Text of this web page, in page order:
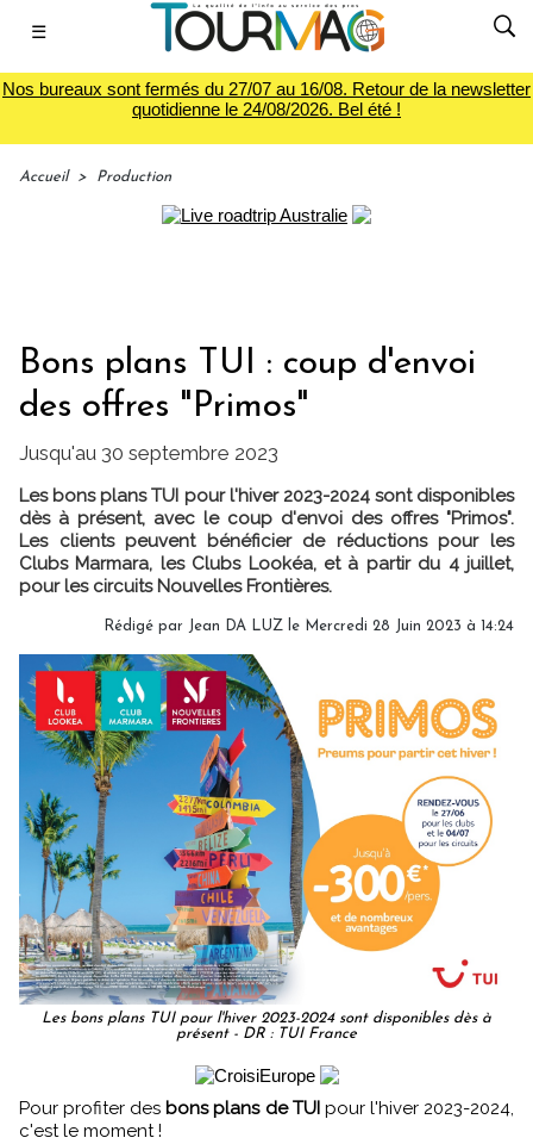
☰
Nos bureaux sont fermés du 27/07 au 16/08. Retour de la newsletter
quotidienne le 24/08/2026. Bel été !
Accueil > Production
Bons plans TUI : coup d'envoi
des offres "Primos"
Jusqu'au 30 septembre 2023
Les bons plans TUI pour l'hiver 2023-2024 sont disponibles
dès à présent, avec le coup d'envoi des offres "Primos".
Les clients peuvent bénéficier de réductions pour les
Clubs Marmara, les Clubs Lookéa, et à partir du 4 juillet,
pour les circuits Nouvelles Frontières.
Rédigé par Jean DA LUZ le Mercredi 28 Juin 2023 à 14:24
Les bons plans TUI pour l'hiver 2023-2024 sont disponibles dès à
présent - DR : TUI France
Pour profiter des bons plans de TUI pour l'hiver 2023-2024,
c'est le moment !